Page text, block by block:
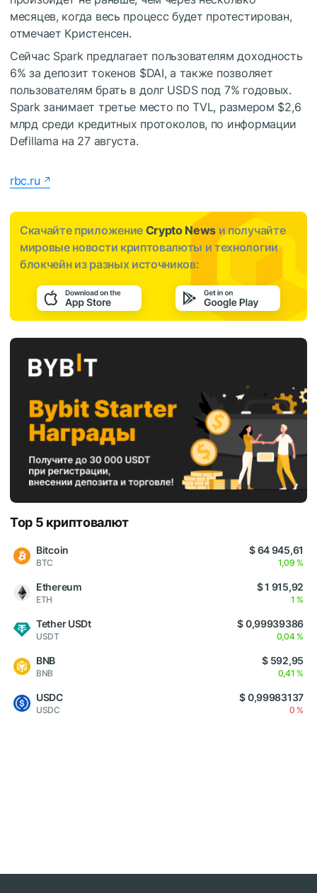
месяцев, когда весь процесс будет протестирован,
отмечает Кристенсен.
Сейчас Spark предлагает пользователям доходность
6% за депозит токенов $DAI, а также позволяет
пользователям брать в долг USDS под 7% годовых.
Spark занимает третье место по TVL, размером $2,6
млрд среди кредитных протоколов, по информации
Defillama на 27 августа.
rbc.ru
Скачайте приложение Crypto News и получайте
мировые новости криптовалюты и технологии
блокчейн из разных источников:
Top 5 криптовалют
Bitcoin
BTC
$ 64 945,61
1,09 %
Ethereum
ETH
$ 1 915,92
1 %
Tether USDt
USDT
$ 0,99939386
0,04 %
BNB
BNB
$ 592,95
0,41 %
USDC
USDC
$ 0,99983137
0 %